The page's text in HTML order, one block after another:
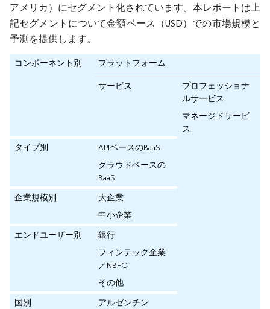
アメリカ）にセグメント化されています。本レポートは上
記セグメントについて金額ベース（USD）での市場規模と
予測を提供します。
コンポーネント別 プラットフォーム
サービス
プロフェッショナ
ルサービス
マネージドサービ
ス
タイプ別
APIベースのBaaS
クラウドベースの
BaaS
企業規模別
大企業
中小企業
エンドユーザー別
銀行
フィンテック企業
／NBFC
その他
国別
アルゼンチン